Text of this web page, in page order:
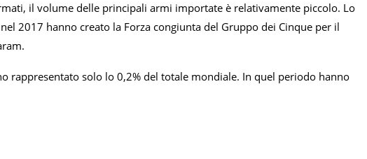
il volume delle principali armi importate è relativamente piccolo. Lo
2017 hanno creato la Forza congiunta del Gruppo dei Cinque per il
solo lo 0,2% del totale mondiale. In quel periodo hanno